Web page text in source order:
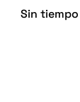
Sin